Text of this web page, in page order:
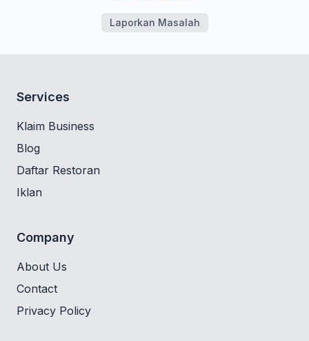
Laporkan Masalah
Services
Klaim Business
Blog
Daftar Restoran
Iklan
Company
About Us
Contact
Privacy Policy